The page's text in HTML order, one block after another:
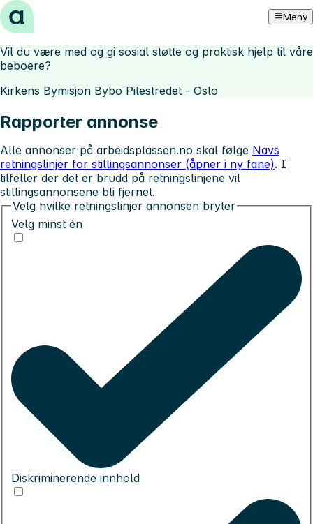
Hopp til innhold Meny
Vil du være med og gi sosial støtte og praktisk hjelp til våre
beboere?
Kirkens Bymisjon Bybo Pilestredet - Oslo
Rapporter annonse
Alle annonser på arbeidsplassen.no skal følge Navs
retningslinjer for stillingsannonser (åpner i ny fane). I
tilfeller der det er brudd på retningslinjene vil
stillingsannonsene bli fjernet.
Velg hvilke retningslinjer annonsen bryter
Velg minst én
Diskriminerende innhold